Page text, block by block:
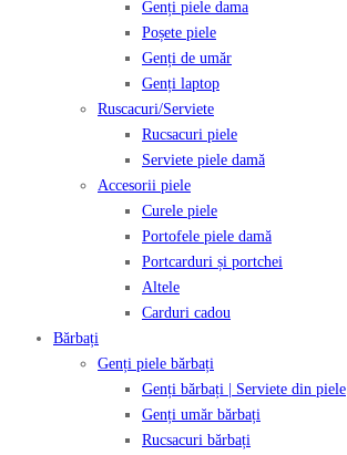
Genți piele dama
Poșete piele
Genți de umăr
Genți laptop
Ruscacuri/Serviete
Rucsacuri piele
Serviete piele damă
Accesorii piele
Curele piele
Portofele piele damă
Portcarduri și portchei
Altele
Carduri cadou
Bărbați
Genți piele bărbați
Genți bărbați | Serviete din piele
Genți umăr bărbați
Rucsacuri bărbați